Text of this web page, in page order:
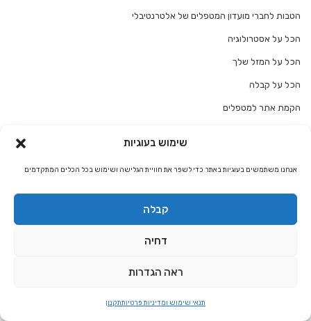
שימוש בעוגיות
אנחנו משתמשים בעוגיות באתר כדי לשפר את חוויית הגלישה ושימוש בכל הכלים המתקדמים
קבלה
דחיה
ראה הגדרות
תנאי שימוש ומדיניות פרטיותתקנון
הטבות לחברי מועדון המטפלים של אלטרנטיבלי
הכל על אסטרולוגיה
הכל על המזל שלך
הכל על קבלה
הקמת אתר למטפלים
חוקים רוחניים
טיפול בפחד וחרדה